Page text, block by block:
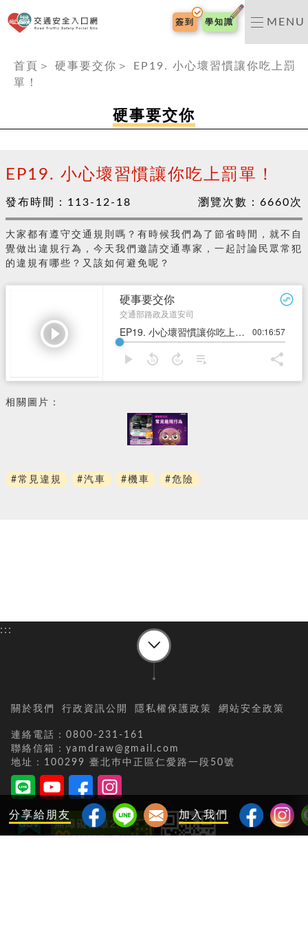
交通安全入口網
簽到 學知識 MENU
首頁 ＞ 硬事要交你 ＞
EP19. 小心壞習慣讓你吃上罰
單！
硬事要交你
EP19. 小心壞習慣讓你吃上罰單！
發布時間： 113-12-18 瀏覽次數： 6660次
大家都有遵守交通規則嗎？有時候我們為了節省時間，就不自
覺做出違規行為，今天我們邀請交通專家，一起討論民眾常犯
的違規有哪些？又該如何避免呢？
相關圖片：
#常見違規 #汽車 #機車 #危險
分享給朋友 加入我們
:::
關於我們 行政資訊公開 隱私權保護政策 網站安全政策
連絡電話：0800-231-161
聯絡信箱：yamdraw@gmail.com
地址：100299 臺北巿中正區仁愛路一段50號